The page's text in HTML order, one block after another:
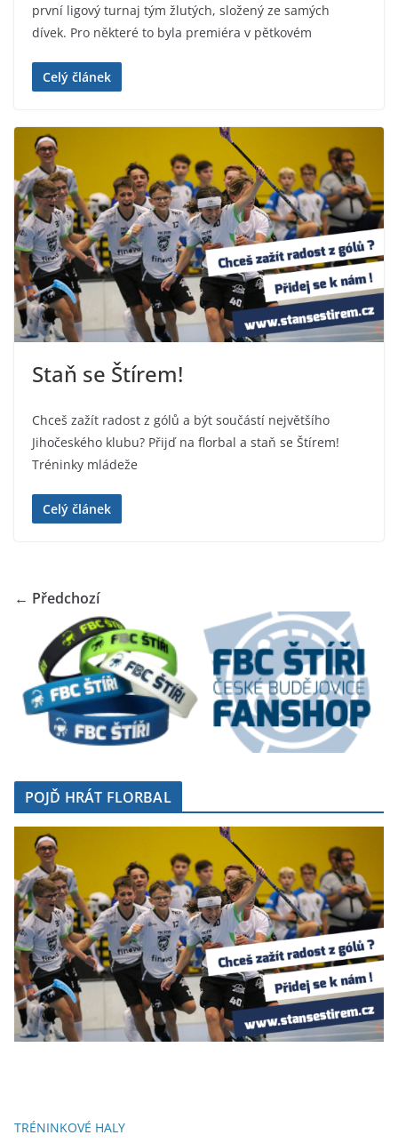
první ligový turnaj tým žlutých, složený ze samých
dívek. Pro některé to byla premiéra v pětkovém
Celý článek
Staň se Štírem!
Chceš zažít radost z gólů a být součástí největšího
Jihočeského klubu? Přijď na florbal a staň se Štírem!
Tréninky mládeže
Celý článek
← Předchozí
POJĎ HRÁT FLORBAL
TRÉNINKOVÉ HALY